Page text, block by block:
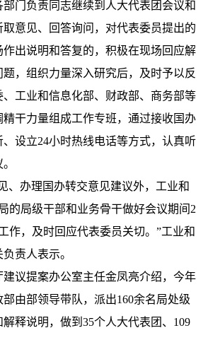
门负责同志继续到人大代表团会议和
意见、回答询问，对代表委员提出的
出说明和答复的，积极在现场回应解
，组织力量深入研究后，及时予以反
工业和信息化部、财政部、商务部等
精干力量组成工作专班，通过接收国办
设立24小时热线电话等方式，认真听
、办理国办转交意见建议外，工业和
的局级干部和业务骨干做好会议期间2
作，及时回应代表委员关切。”工业和
责人表示。
议提案办公室主任金凤亮介绍，今年
由部领导带队，派出160余名局处级
释说明，做到35个人大代表团、109